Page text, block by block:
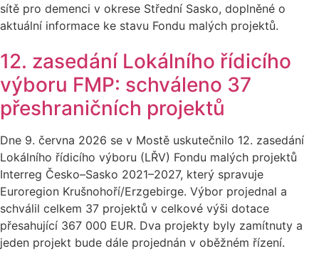
sítě pro demenci v okrese Střední Sasko, doplněné o
aktuální informace ke stavu Fondu malých projektů.
12. zasedání Lokálního řídicího
výboru FMP: schváleno 37
přeshraničních projektů
Dne 9. června 2026 se v Mostě uskutečnilo 12. zasedání
Lokálního řídicího výboru (LŘV) Fondu malých projektů
Interreg Česko–Sasko 2021–2027, který spravuje
Euroregion Krušnohoří/Erzgebirge. Výbor projednal a
schválil celkem 37 projektů v celkové výši dotace
přesahující 367 000 EUR. Dva projekty byly zamítnuty a
jeden projekt bude dále projednán v oběžném řízení.